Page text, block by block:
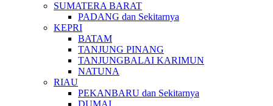
SUMATERA BARAT
PADANG dan Sekitarnya
KEPRI
BATAM
TANJUNG PINANG
TANJUNGBALAI KARIMUN
NATUNA
RIAU
PEKANBARU dan Sekitarnya
DUMAI